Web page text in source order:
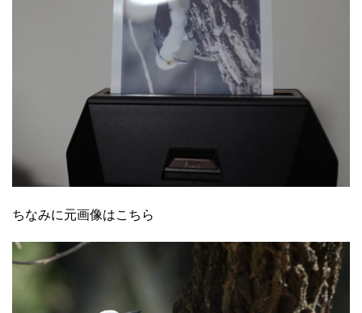
ちなみに元画像はこちら